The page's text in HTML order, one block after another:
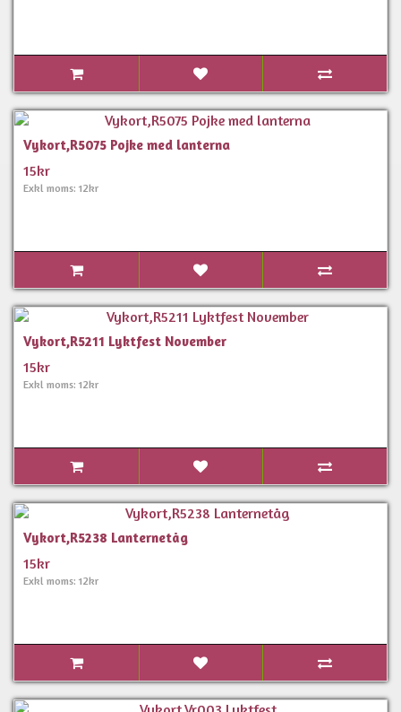
Vykort,R5075 Pojke med lanterna
15kr
Exkl moms: 12kr
Vykort,R5211 Lyktfest November
15kr
Exkl moms: 12kr
Vykort,R5238 Lanternetåg
15kr
Exkl moms: 12kr